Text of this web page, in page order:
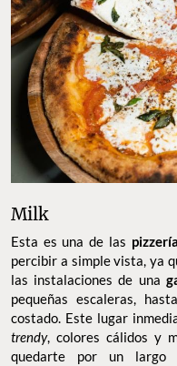
Milk
Esta es una de las
percibir a simple vista, ya
las instalaciones de una
pequeñas escaleras,
costado. Este lugar
trendy, colores cálidos y
quedarte por un largo